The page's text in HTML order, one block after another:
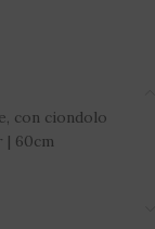
con ciondolo
| 60cm